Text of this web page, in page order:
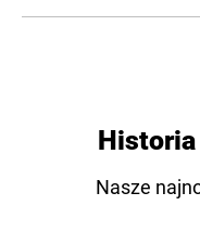
Historia
Nasze